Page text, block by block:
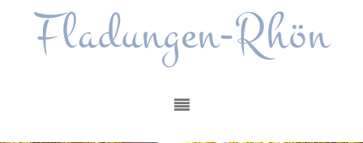
Fladungen-Rhön